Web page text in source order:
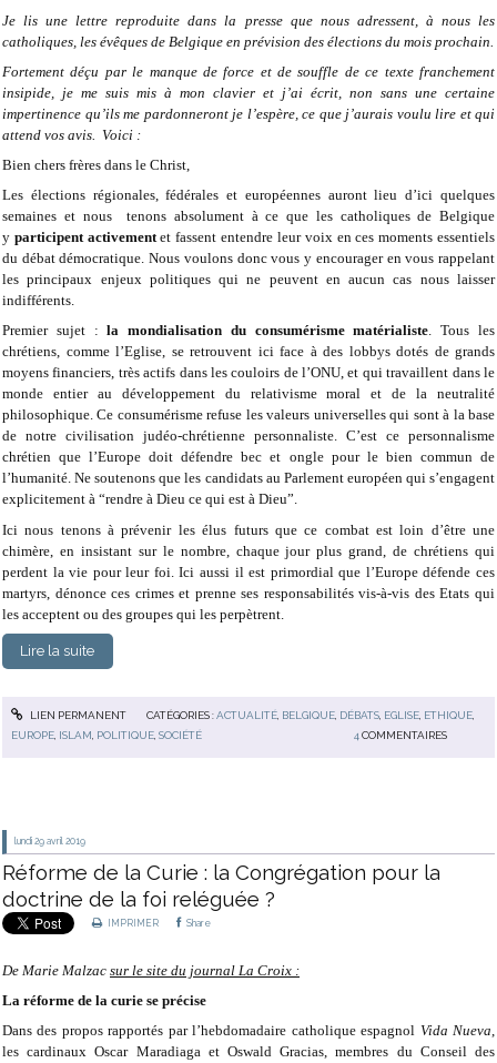
Je lis une lettre reproduite dans la presse que nous adressent, à nous les
catholiques, les évêques de Belgique en prévision des élections du mois prochain.
Fortement déçu par le manque de force et de souffle de ce texte franchement
insipide, je me suis mis à mon clavier et j’ai écrit, non sans une certaine
impertinence qu’ils me pardonneront je l’espère, ce que j’aurais voulu lire et qui
attend vos avis. Voici :
Bien chers frères dans le Christ,
Les élections régionales, fédérales et européennes auront lieu d’ici quelques
semaines et nous tenons absolument à ce que les catholiques de Belgique
y participent activementet fassent entendre leur voix en ces moments essentiels
du débat démocratique. Nous voulons donc vous y encourager en vous rappelant
les principaux enjeux politiques qui ne peuvent en aucun cas nous laisser
indifférents.
Premier sujet :la mondialisation du consumérisme matérialiste. Tous les
chrétiens, comme l’Eglise, se retrouvent ici face à des lobbys dotés de grands
moyens financiers, très actifs dans les couloirs de l’ONU, et qui travaillent dans le
monde entier au développement du relativisme moral et de la neutralité
philosophique. Ce consumérisme refuse les valeurs universelles qui sont à la base
de notre civilisation judéo-chrétienne personnaliste. C’est ce personnalisme
chrétien que l’Europe doit défendre bec et ongle pour le bien commun de
l’humanité. Ne soutenons que les candidats au Parlement européen qui s’engagent
explicitement à “rendre à Dieu ce qui est à Dieu”.
Ici nous tenons à prévenir les élus futurs que ce combat est loin d’être une
chimère, en insistant sur le nombre, chaque jour plus grand, de chrétiens qui
perdent la vie pour leur foi. Ici aussi il est primordial que l’Europe défende ces
martyrs, dénonce ces crimes et prenne ses responsabilités vis-à-vis des Etats qui
les acceptent ou des groupes qui les perpètrent.
Lire la suite
LIEN PERMANENT CATÉGORIES :ACTUALITÉ, BELGIQUE, DÉBATS, EGLISE, ETHIQUE,
EUROPE ISLAM POLITIQUE ,SOCIÉTÉ 4 COMMENTAIRES
lundi 29 avril 2019
Réforme de la Curie : la Congrégation pour la
doctrine de la foi reléguée ?
IMPRIMER Share
De Marie Malzac sur le site du journal La Croix :
La réforme de la curie se précise
Dans des propos rapportés par l’hebdomadaire catholique espagnol Vida Nueva,
les cardinaux Oscar Maradiaga et Oswald Gracias, membres du Conseil des